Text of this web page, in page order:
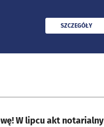
PRZECZYTAJ
SZCZEGÓŁY
W lipcu akt notarialny